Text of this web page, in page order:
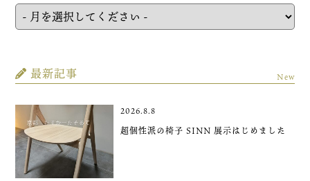
最新記事 New
2026.8.8
超個性派の椅子 SINN 展示はじめました